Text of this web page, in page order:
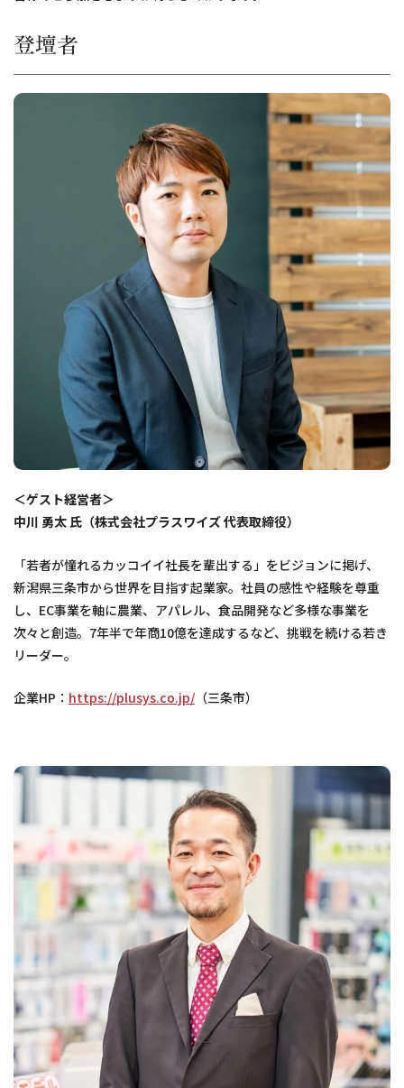
登壇者
＜ゲスト経営者＞
中川 勇太 氏（株式会社プラスワイズ 代表取締役）
「若者が憧れるカッコイイ社長を輩出する」をビジョンに掲げ、
新潟県三条市から世界を目指す起業家。社員の感性や経験を尊重
し、EC事業を軸に農業、アパレル、食品開発など多様な事業を
次々と創造。7年半で年商10億を達成するなど、挑戦を続ける若き
リーダー。
企業HP： https://plusys.co.jp/ （三条市）